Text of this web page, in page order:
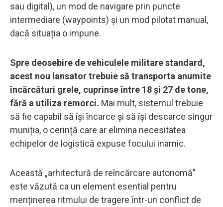
sau digital), un mod de navigare prin puncte
intermediare (waypoints) și un mod pilotat manual,
dacă situația o impune.
Spre deosebire de vehiculele militare standard,
acest nou lansator trebuie să transporta anumite
încărcături grele, cuprinse între 18 și 27 de tone,
fără a utiliza remorci. Mai mult, sistemul trebuie
să fie capabil să își încarce și să își descarce singur
muniția, o cerință care ar elimina necesitatea
echipelor de logistică expuse focului inamic.
Această „arhitectură de reîncărcare autonomă”
este văzută ca un element esential pentru
menținerea ritmului de tragere într-un conflict de